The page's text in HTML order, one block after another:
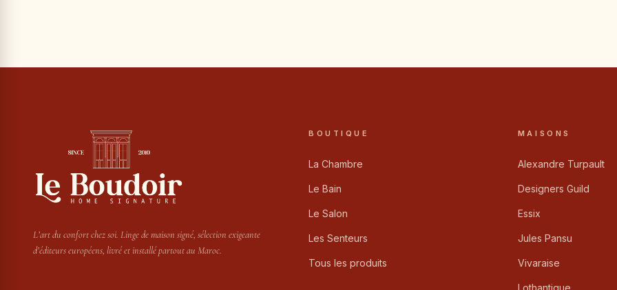
L’art du confort chez soi. Linge de maison signé, sélection exigeante
d’éditeurs européens, livré et installé partout au Maroc.
BOUTIQUE
La Chambre
Le Bain
Le Salon
Les Senteurs
Tous les produits
MAISONS
Alexandre Turpault
Designers Guild
Essix
Jules Pansu
Vivaraise
Lothantique